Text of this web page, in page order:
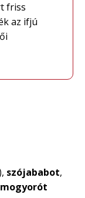
friss
az ifjú
szójababot,